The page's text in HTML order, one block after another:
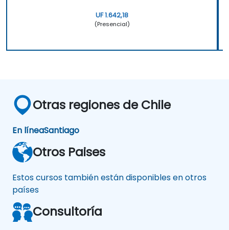
UF 1.642,18
(Presencial)
Otras regiones de Chile
En líneaSantiago
Otros Paises
Estos cursos también están disponibles en otros
países
Consultoría